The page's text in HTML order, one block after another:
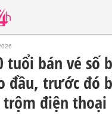
tuổi bán vé số
đầu, trước đó
điện thoại